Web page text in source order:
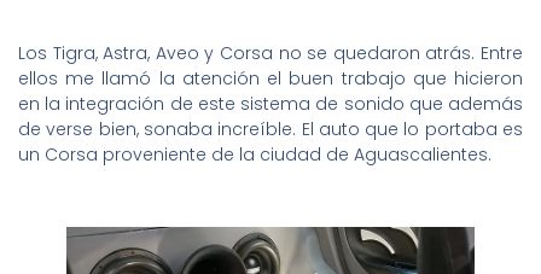
Los Tigra, Astra, Aveo y Corsa no se quedaron atrás. Entre
ellos me llamó la atención el buen trabajo que hicieron
en la integración de este sistema de sonido que además
de verse bien, sonaba increíble. El auto que lo portaba es
un Corsa proveniente de la ciudad de Aguascalientes.